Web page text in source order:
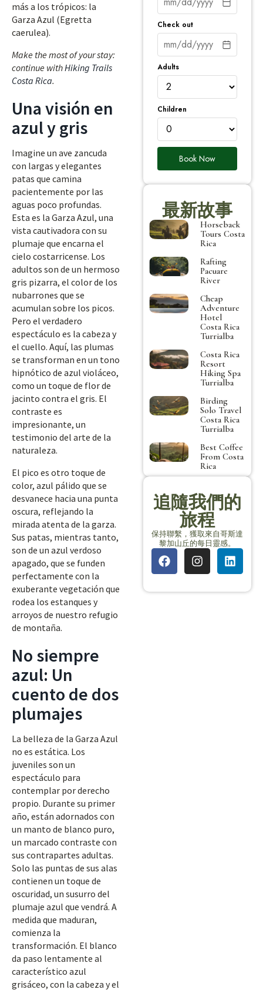
más a los trópicos: la
Garza Azul (Egretta
caerulea).
Make the most of your stay:
continue withHiking Trails
Costa Rica.
Una visión en
azul y gris
Imagine un ave zancuda
con largas y elegantes
patas que camina
pacientemente por las
aguas poco profundas.
Esta es la Garza Azul, una
vista cautivadora con su
plumaje que encarna el
cielo costarricense. Los
adultos son de un hermoso
gris pizarra, el color de los
nubarrones que se
acumulan sobre los picos.
Pero el verdadero
espectáculo es la cabeza y
el cuello. Aquí, las plumas
se transforman en un tono
hipnótico de azul violáceo,
como un toque de flor de
jacinto contra el gris. El
contraste es
impresionante, un
testimonio del arte de la
naturaleza.
El pico es otro toque de
color, azul pálido que se
desvanece hacia una punta
oscura, reflejando la
mirada atenta de la garza.
Sus patas, mientras tanto,
son de un azul verdoso
apagado, que se funden
perfectamente con la
exuberante vegetación que
rodea los estanques y
arroyos de nuestro refugio
de montaña.
No siempre
azul: Un
cuento de dos
plumajes
La belleza de la Garza Azul
no es estática. Los
juveniles son un
espectáculo para
contemplar por derecho
propio. Durante su primer
año, están adornados con
un manto de blanco puro,
un marcado contraste con
sus contrapartes adultas.
Solo las puntas de sus alas
contienen un toque de
oscuridad, un susurro del
plumaje azul que vendrá. A
medida que maduran,
comienza la
transformación. El blanco
da paso lentamente al
característico azul
grisáceo, con la cabeza y el
Check out
Adults
Children
Book Now
最新故事
Horseback
Tours Costa
Rica
Rafting
Pacuare
River
Cheap
Adventure
Hotel
Costa Rica
Turrialba
Costa Rica
Resort
Hiking Spa
Turrialba
Birding
Solo Travel
Costa Rica
Turrialba
Best Coffee
From Costa
Rica
追隨我們的
旅程
保持聯繫，獲取來自哥斯達
黎加山丘的每日靈感。